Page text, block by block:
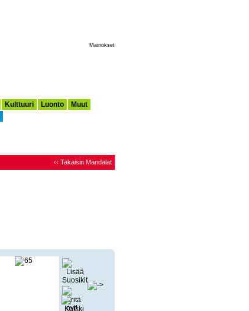
Mainokset
Kulttuuri Luonto
Muut
‹‹ Takaisin Mandalat